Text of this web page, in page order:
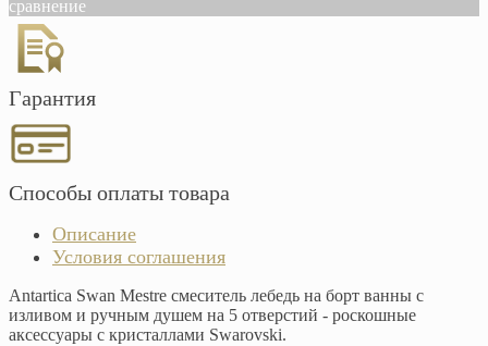
сравнение
Гарантия
Способы оплаты товара
Описание
Условия соглашения
Antartica Swan Mestre смеситель лебедь на борт ванны с
изливом и ручным душем на 5 отверстий - роскошные
аксессуары с кристаллами Swarovski.